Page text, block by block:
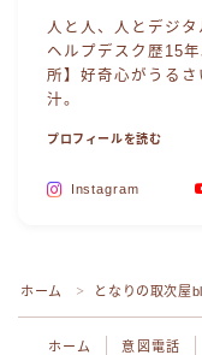
人と人、人とデジ
ヘルプデスク歴15
所】好奇心がうる
汁。
プロフィールを読む
Instagram
ホーム ＞ となりの取次屋
ホーム 意図電話